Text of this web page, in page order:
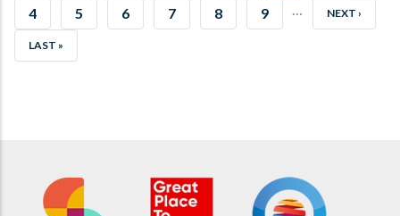
PAGE
PAGE
PAGE
PAGE
4 PAGE
5 PAGE
6 PAGE
7 PAGE
8 PAGE
9 … NEXT
NEXT ›
LAST
LAST »